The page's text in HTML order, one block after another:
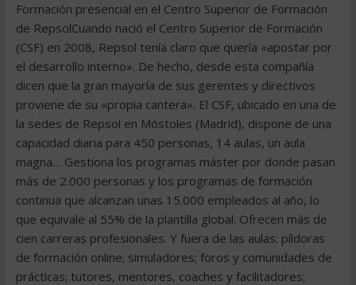
Formación presencial en el Centro Superior de Formación
de RepsolCuando nació el Centro Superior de Formación
(CSF) en 2008, Repsol tenía claro que quería «apostar por
el desarrollo interno». De hecho, desde esta compañía
dicen que la gran mayoría de sus gerentes y directivos
proviene de su «propia cantera». El CSF, ubicado en una de
la sedes de Repsol en Móstoles (Madrid), dispone de una
capacidad diaria para 450 personas, 14 aulas, un aula
magna… Gestiona los programas máster por donde pasan
más de 2.000 personas y los programas de formación
continua que alcanzan unas 15.000 empleados al año, lo
que equivale al 55% de la plantilla global. Ofrecen más de
cien carreras profesionales. Y fuera de las aulas: píldoras
de formación online; simuladores; foros y comunidades de
prácticas; tutores, mentores, coaches y facilitadores;